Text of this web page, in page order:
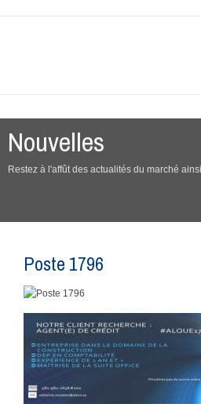
Nouvelles
Restez à l'affût des actualités du marché
Poste 1796